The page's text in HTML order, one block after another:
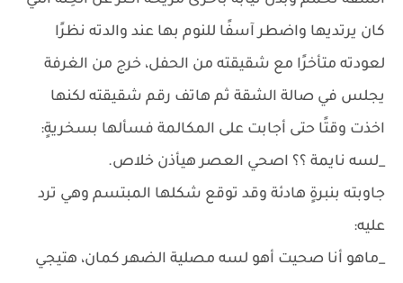
كان يرتديها واضطر آسفًا للنوم بها عند والدته نظرًا
لعودته متأخرًا مع شقيقته من الحفل، خرج من الغرفة
يجلس في صالة الشقة ثم هاتف رقم شقيقته لكنها
اخذت وقتًا حتى أجابت على المكالمة فسألها بسخريةٍ:
_لسه نايمة ؟؟ اصحي العصر هيأذن خلاص.
جاوبته بنبرةٍ هادئة وقد توقع شكلها المبتسم وهي ترد
عليه:
_ماهو أنا صحيت أهو لسه مصلية الضهر كمان، هتيجي